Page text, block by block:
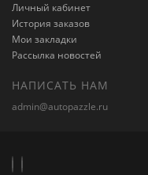
Личный кабинет
История заказов
Мои закладки
Рассылка новостей
НАПИСАТЬ НАМ
admin@autopazzle.ru